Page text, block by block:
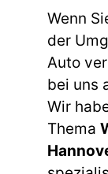
Wenn
der
Auto
bei uns
Wir
Thema